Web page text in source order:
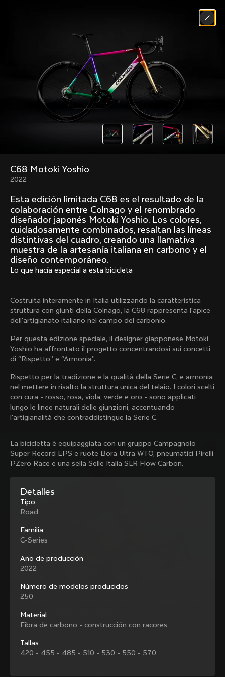
(0)
Past models that made history.
Overview over every bike produced by Colnago in
chronological order.
Freccia
1954
Mexico
1972
Mexico Oro
1979
Mexico TT
1980
Master
1983
Arabesque
1983
1983
1984
1985
Quiénes somos
Colnago de ocasión y segunda mano
Trabaja con nosotros
Ayuda
Guía de tallas
Registro de bicicletas
Envíos y devoluciones
B2B Client Portal
Redes sociales
Facebook
Instagram
Twitter
Descubre las últimas noticias de la familia
Colnago con nuestro boletín semanal
Condiciones generales
Política de privacidad
Política de cookies
Whistleblowing
México
¿Cambiar de país?
C68 Motoki Yoshio
2022
Detalles
Tipo
Road
Familia
C-Series
Año de producción
2022
Número de modelos producidos
250
Material
Fibra de carbono - construcción con racores
Tallas
420 - 455 - 485 - 510 - 530 - 550 - 570
Esta edición limitada C68 es el resultado de la
colaboración entre Colnago y el renombrado
diseñador japonés Motoki Yoshio. Los colores,
cuidadosamente combinados, resaltan las líneas
distintivas del cuadro, creando una llamativa
muestra de la artesanía italiana en carbono y el
diseño contemporáneo.
Lo que hacía especial a esta bicicleta
Costruita interamente in Italia utilizzando la caratteristica
struttura con giunti della Colnago, la C68 rappresenta l'apice
dell'artigianato italiano nel campo del carbonio.
Per questa edizione speciale, il designer giapponese Motoki
Yoshio ha affrontato il progetto concentrandosi sui concetti
di “Rispetto” e “Armonia”.
Rispetto per la tradizione e la qualità della Serie C, e armonia
nel mettere in risalto la struttura unica del telaio. I colori scelti
con cura - rosso, rosa, viola, verde e oro - sono applicati
lungo le linee naturali delle giunzioni, accentuando
l'artigianalità che contraddistingue la Serie C.
La bicicletta è equipaggiata con un gruppo Campagnolo
Super Record EPS e ruote Bora Ultra WTO, pneumatici Pirelli
PZero Race e una sella Selle Italia SLR Flow Carbon.
Descubre las últimas noticias de Colnago con
nuestro boletín semanal